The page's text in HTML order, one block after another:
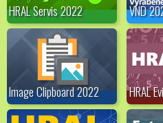
HRAL Servis 2022 VND
Image Clipboard 2022 HRAL